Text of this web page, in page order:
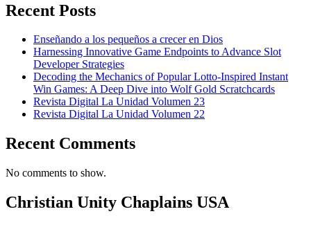
Recent Posts
Enseñando a los pequeños a crecer en Dios
Harnessing Innovative Game Endpoints to Advance Slot
Developer Strategies
Decoding the Mechanics of Popular Lotto-Inspired Instant
Win Games: A Deep Dive into Wolf Gold Scratchcards
Revista Digital La Unidad Volumen 23
Revista Digital La Unidad Volumen 22
Recent Comments
No comments to show.
Christian Unity Chaplains USA